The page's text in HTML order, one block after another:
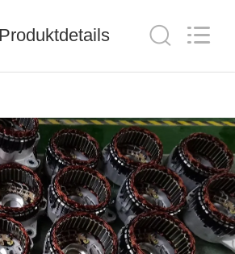
Produktdetails